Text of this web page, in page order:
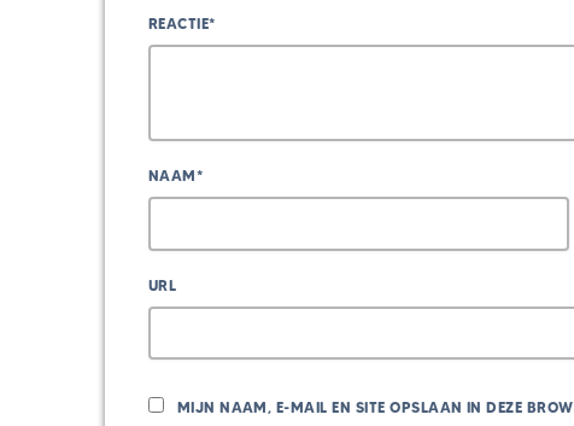
REACTIE*
NAAM*
URL
MIJN NAAM, E-MAIL EN SITE OPSLAAN IN DEZE